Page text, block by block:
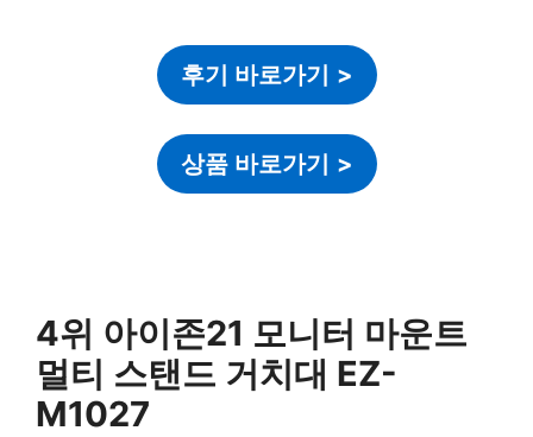
후기 바로가기 >
상품 바로가기 >
4위 아이존21 모니터 마운트
멀티 스탠드 거치대 EZ-
M1027